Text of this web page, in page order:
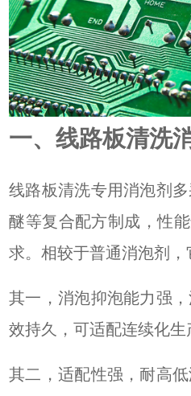
一、线路板清洗
线路板清洗专用消泡剂
醚等复合配方制成，性
求。相较于普通消泡剂，
其一，消泡抑泡能力强
效持久，可适配连续化生
其二，适配性强，耐高